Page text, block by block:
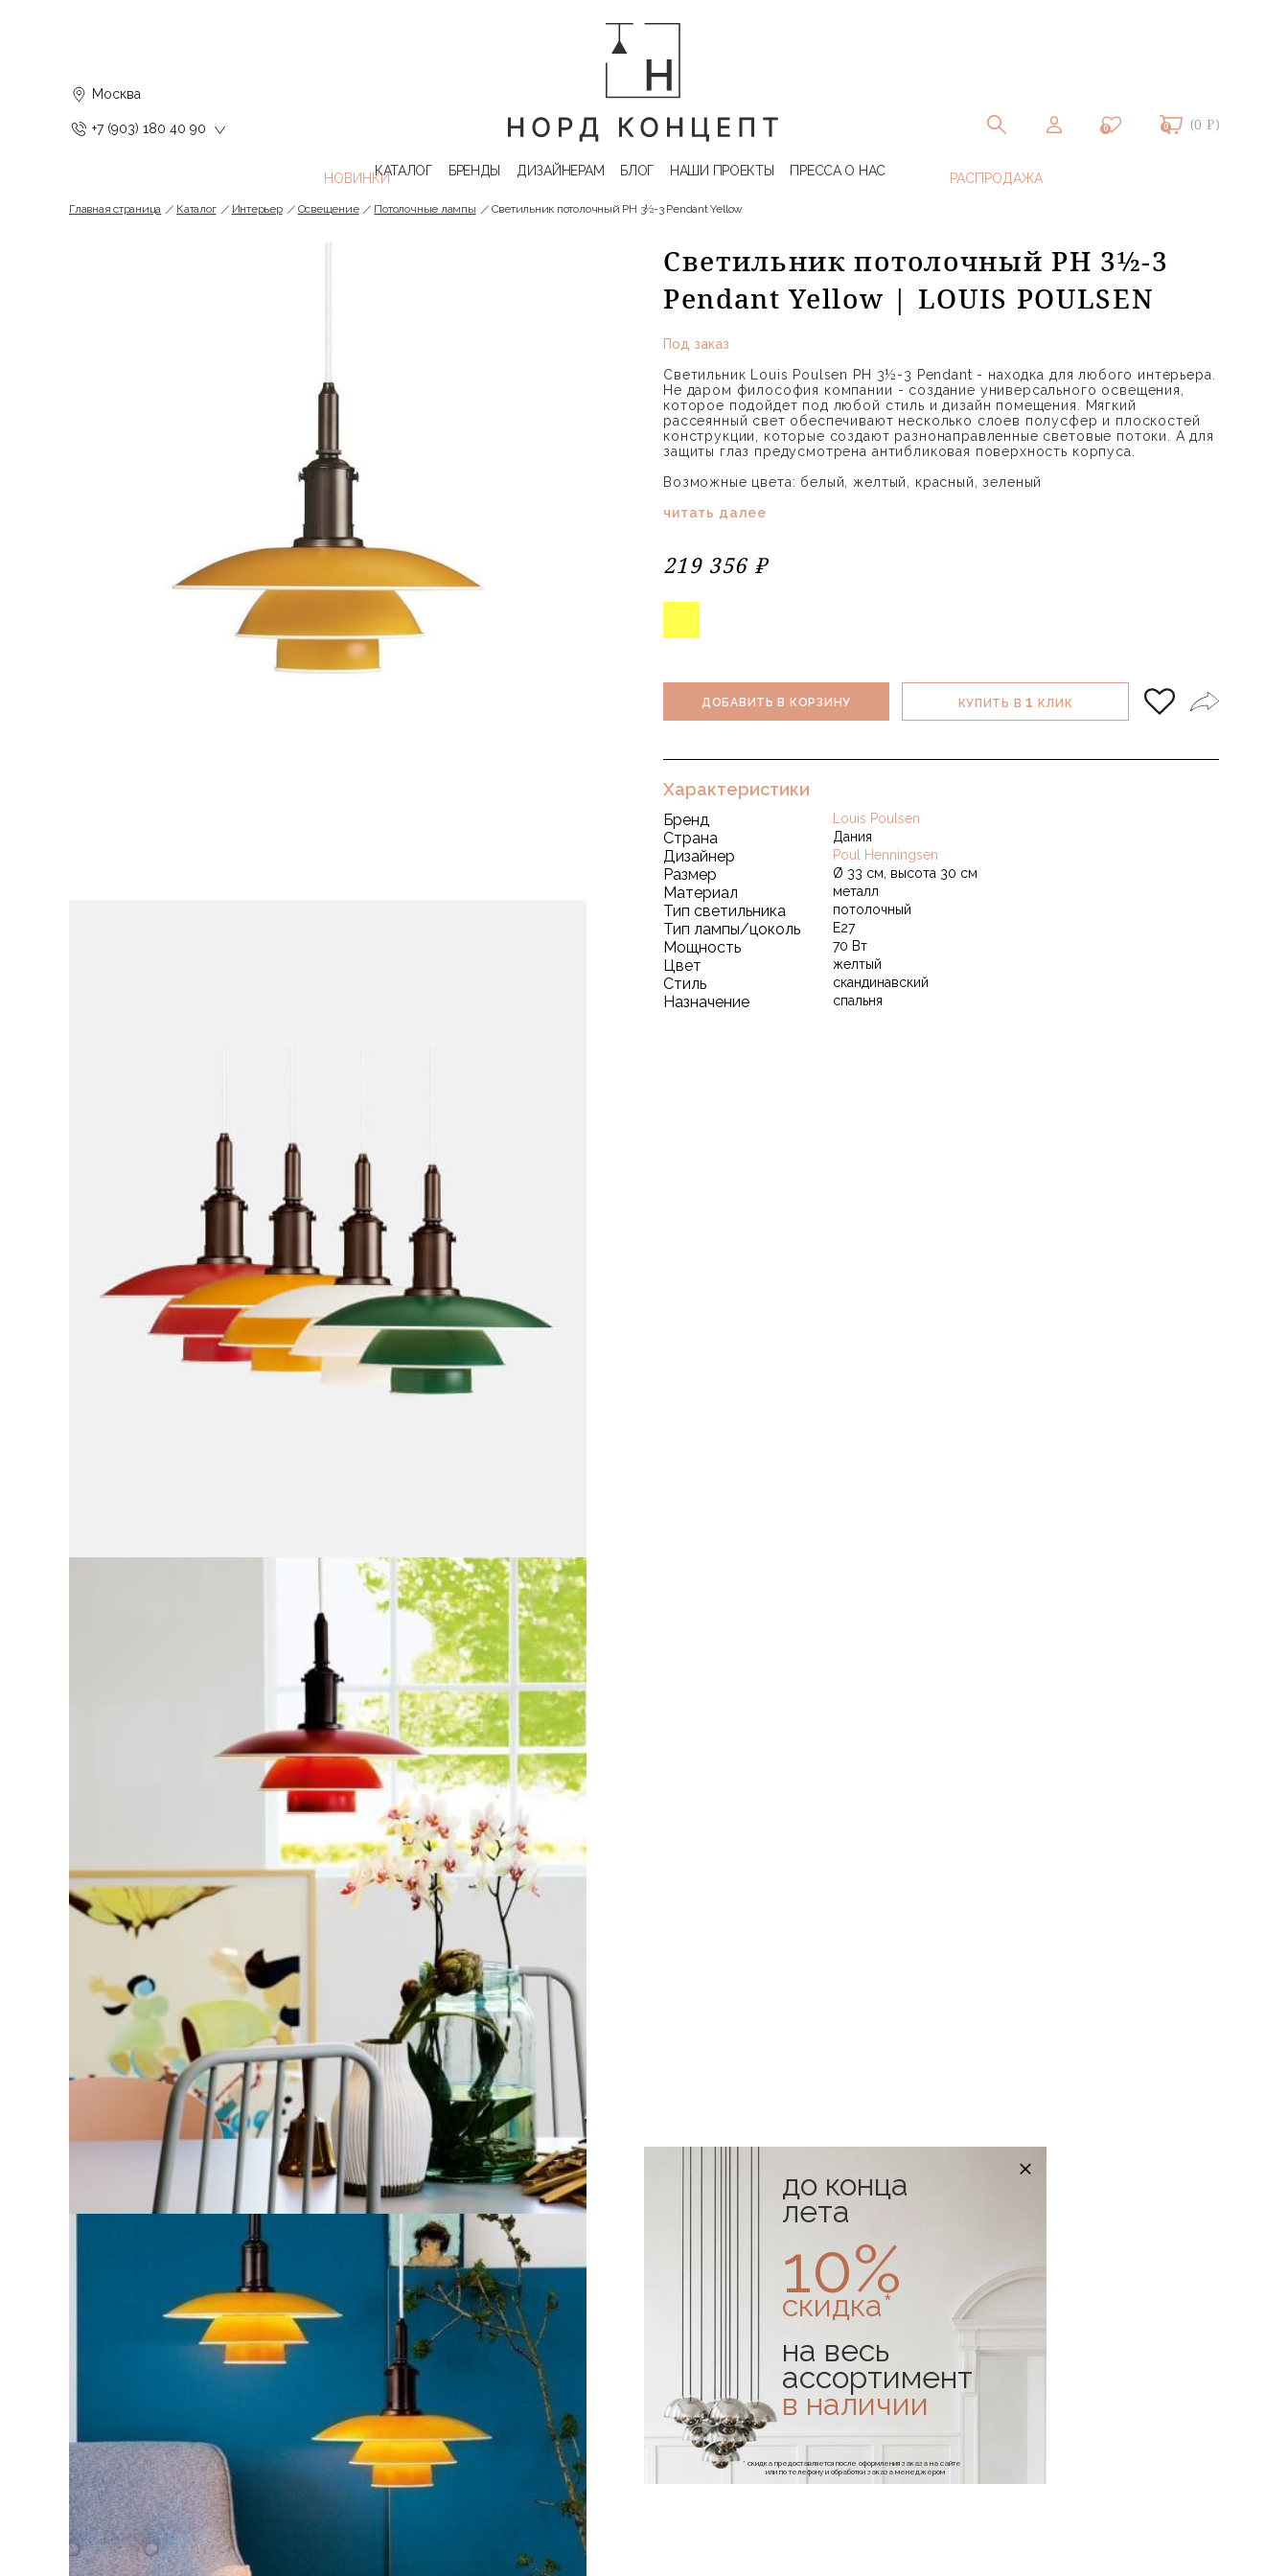
Москва
+7 (903) 180 40 90 0 0 (0 ₽)
КАТАЛОГ БРЕНДЫ ДИЗАЙНЕРАМ БЛОГ НАШИ ПРОЕКТЫ ПРЕССА О НАС
Главная страница Каталог Интерьер Освещение Потолочные лампы Светильник потолочный PH 3½-3 Pendant Yellow
Светильник потолочный PH 3½-3
Pendant Yellow | LOUIS POULSEN
Под заказ
Светильник Louis Poulsen PH 3½-3 Pendant - находка для любого интерьера.
Не даром философия компании - создание универсального освещения,
которое подойдет под любой стиль и дизайн помещения. Мягкий
рассеянный свет обеспечивают несколько слоев полусфер и плоскостей
конструкции, которые создают разнонаправленные световые потоки. А для
защиты глаз предусмотрена антибликовая поверхность корпуса.
Возможные цвета: белый, желтый, красный, зеленый
читать далее
219 356 ₽
ДОБАВИТЬ В КОРЗИНУ КУПИТЬ В1 КЛИК
Характеристики
Бренд Louis Poulsen
Страна Дания
Дизайнер Poul Henningsen
Размер Ø 33 см, высота 30 см
Материал металл
Тип светильника потолочный
Тип лампы/цоколь E27
Мощность 70 Вт
Цвет желтый
Стиль скандинавский
Назначение спальня
до конца
лета
10%
скидка*
на весь
ассортимент
в наличии
* скидка предоставляется после оформления заказа на сайте
или по телефону и обработки заказа менеджером